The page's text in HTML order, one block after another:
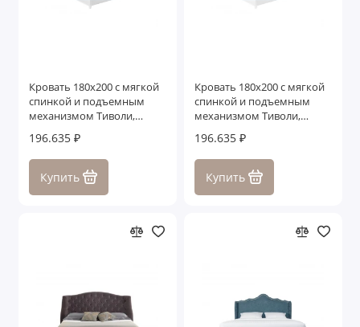
Кровать 180x200 с мягкой
спинкой и подъемным
механизмом Тиволи,
196.635 ₽
Купить
Кровать 180x200 с мягкой
спинкой и подъемным
механизмом Тиволи,
196.635 ₽
Купить